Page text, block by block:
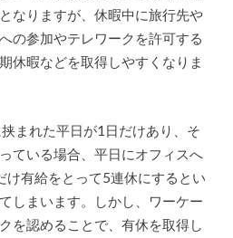
なりますが、休暇中に旅行先や
の参加やテレワークを許可する
休暇などを取得しやすくなりま
まれた平日が1日だけあり、そ
ている場合、平日にオフィスへ
け有給をとって5連休にするとい
しまいます。しかし、ワーケー
を認めることで、有休を取得し